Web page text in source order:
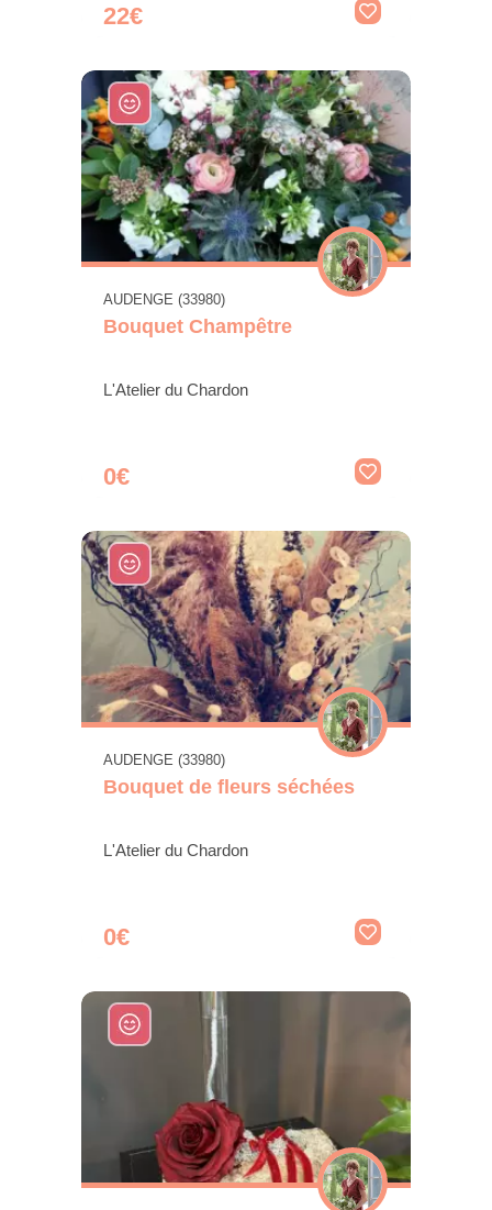
22€
AUDENGE (33980)
Bouquet Champêtre
L'Atelier du Chardon
0€
AUDENGE (33980)
Bouquet de fleurs séchées
L'Atelier du Chardon
0€